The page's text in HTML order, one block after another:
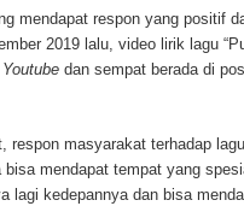
mendapat respon yang positif
2019 lalu, video lirik lagu
Youtube dan sempat berada di
respon masyarakat terhadap
bisa mendapat tempat yang
lagi kedepannya dan bisa